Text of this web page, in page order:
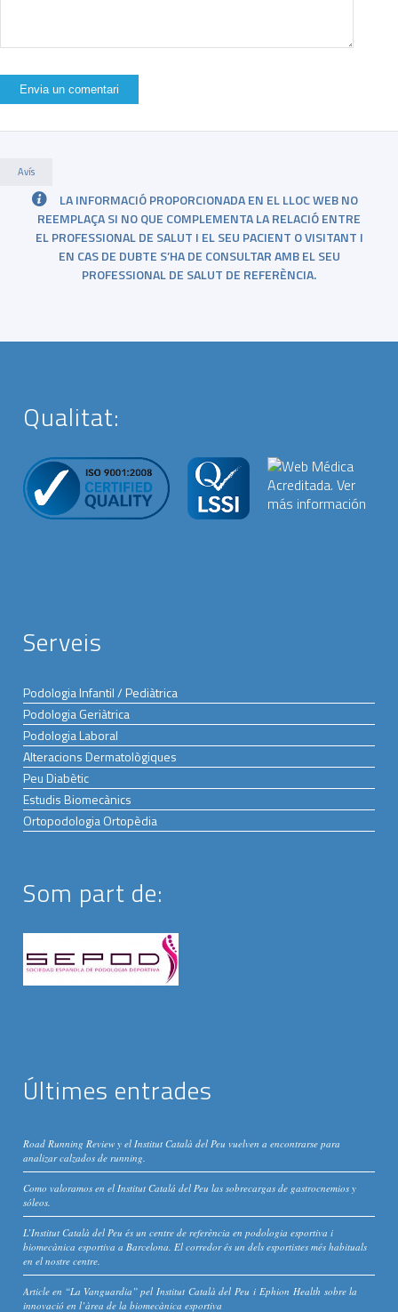
Avís
LA INFORMACIÓ PROPORCIONADA EN EL LLOC WEB NO
REEMPLAÇA SI NO QUE COMPLEMENTA LA RELACIÓ ENTRE
EL PROFESSIONAL DE SALUT I EL SEU PACIENT O VISITANT I
EN CAS DE DUBTE S’HA DE CONSULTAR AMB EL SEU
PROFESSIONAL DE SALUT DE REFERÈNCIA.
Qualitat:
Serveis
Podologia Infantil / Pediàtrica
Podologia Geriàtrica
Podologia Laboral
Alteracions Dermatològiques
Peu Diabètic
Estudis Biomecànics
Ortopodologia Ortopèdia
Som part de:
Últimes entrades
Road Running Review y el Institut Català del Peu vuelven a encontrarse para
analizar calzados de running.
Como valoramos en el Institut Catalá del Peu las sobrecargas de gastrocnemios y
sóleos.
L’Institut Català del Peu és un centre de referència en podologia esportiva i
biomecànica esportiva a Barcelona. El corredor és un dels esportistes més habituals
en el nostre centre.
Article en “La Vanguardia” pel Institut Català del Peu i Ephion Health sobre la
innovació en l’àrea de la biomecànica esportiva